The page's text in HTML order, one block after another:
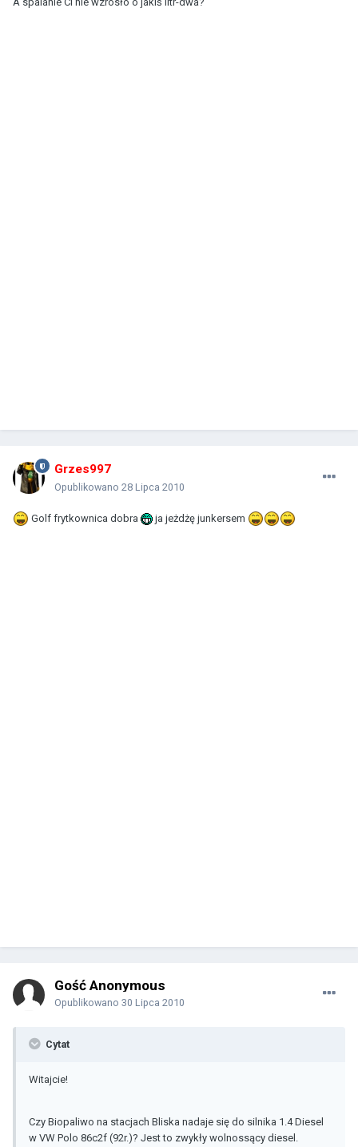
Grzes997
Opublikowano 28 Lipca 2010
Golf frytkownica dobra ja jeżdżę junkersem
Gość Anonymous
Opublikowano 30 Lipca 2010
Cytat
Witajcie!
Czy Biopaliwo na stacjach Bliska nadaje się do silnika 1.4 Diesel
w VW Polo 86c2f (92r.)? Jest to zwykły wolnossący diesel.